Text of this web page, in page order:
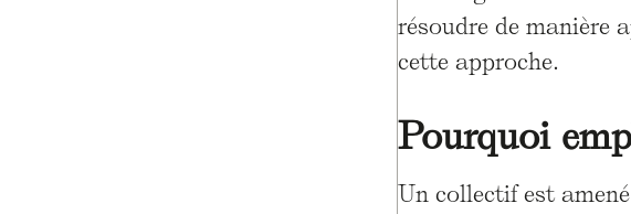
résoudre de manière
cette approche.
Pourquoi
Un collectif est